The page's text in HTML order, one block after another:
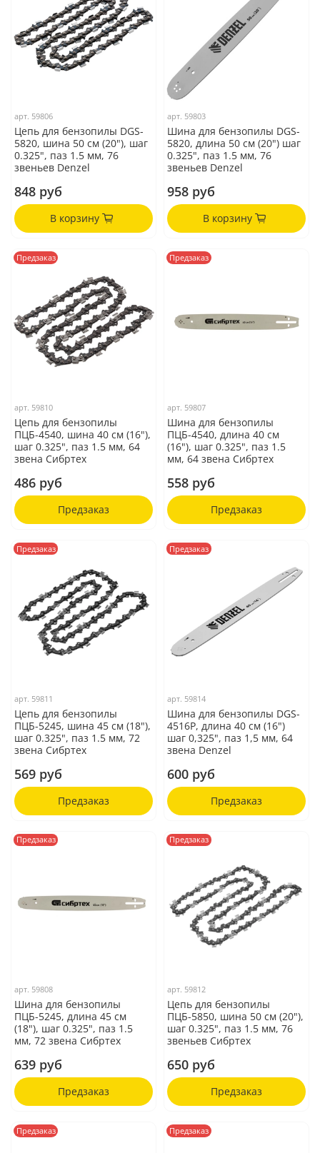
арт. 59806
Цепь для бензопилы DGS-
5820, шина 50 см (20"), шаг
0.325", паз 1.5 мм, 76
звеньев Denzel
848 руб
В корзину
арт. 59803
Шина для бензопилы DGS-
5820, длина 50 см (20") шаг
0.325", паз 1.5 мм, 76
звеньев Denzel
958 руб
В корзину
Предзаказ
арт. 59810
Цепь для бензопилы
ПЦБ-4540, шина 40 см (16"),
шаг 0.325", паз 1.5 мм, 64
звена Сибртех
486 руб
Предзаказ
Предзаказ
арт. 59807
Шина для бензопилы
ПЦБ-4540, длина 40 см
(16"), шаг 0.325", паз 1.5
мм, 64 звена Сибртех
558 руб
Предзаказ
Предзаказ
арт. 59811
Цепь для бензопилы
ПЦБ-5245, шина 45 см (18"),
шаг 0.325", паз 1.5 мм, 72
звена Сибртех
569 руб
Предзаказ
Предзаказ
арт. 59814
Шина для бензопилы DGS-
4516P, длина 40 см (16")
шаг 0,325", паз 1,5 мм, 64
звена Denzel
600 руб
Предзаказ
Предзаказ
арт. 59808
Шина для бензопилы
ПЦБ-5245, длина 45 см
(18"), шаг 0.325", паз 1.5
мм, 72 звена Сибртех
639 руб
Предзаказ
Предзаказ
арт. 59812
Цепь для бензопилы
ПЦБ-5850, шина 50 см (20"),
шаг 0.325", паз 1.5 мм, 76
звеньев Сибртех
650 руб
Предзаказ
Предзаказ Предзаказ